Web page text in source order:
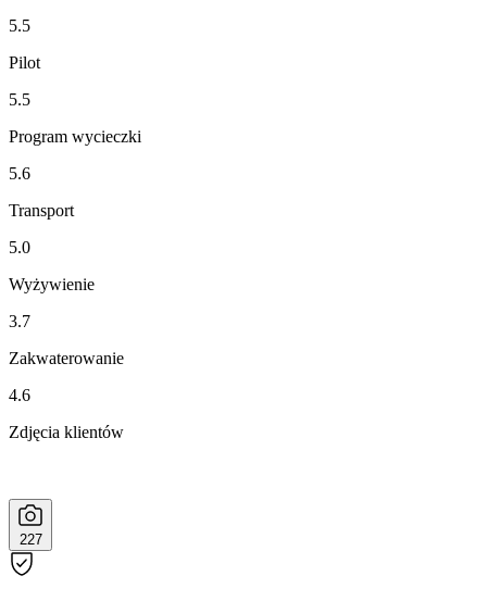
5.5
Pilot
5.5
Program wycieczki
5.6
Transport
5.0
Wyżywienie
3.7
Zakwaterowanie
4.6
Zdjęcia klientów
227